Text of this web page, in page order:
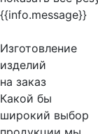
{{info.message}}
Изготовление
изделий
на заказ
Какой бы
широкий выбор